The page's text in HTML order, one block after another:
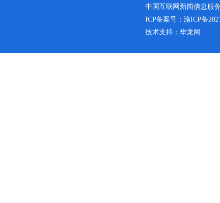
中国互联网新闻信息服
ICP备案号： 渝ICP备
技术支持：华龙网